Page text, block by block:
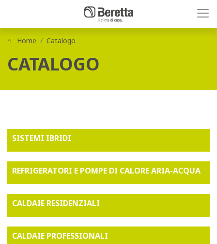
Home Catalogo
CATALOGO
SISTEMI IBRIDI
REFRIGERATORI E POMPE DI CALORE ARIA-ACQUA
CALDAIE RESIDENZIALI
CALDAIE PROFESSIONALI